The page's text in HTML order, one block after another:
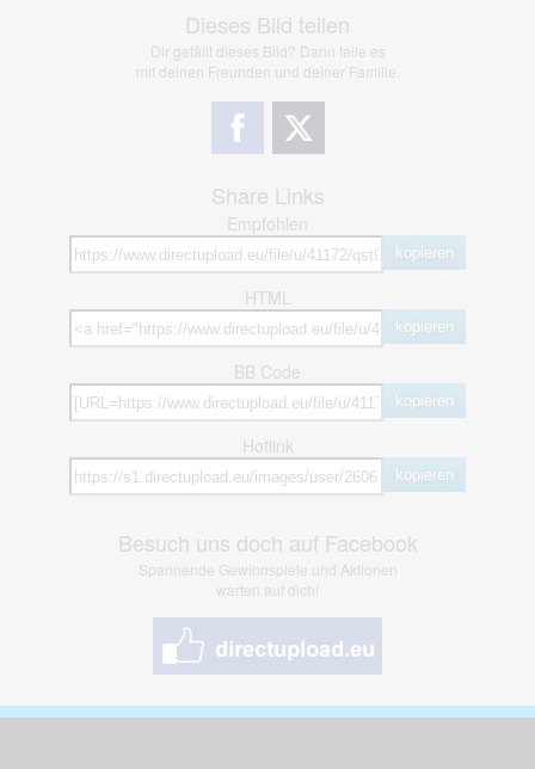
Dieses Bild teilen
Dir gefällt dieses Bild? Dann teile es
mit deinen Freunden und deiner Familie.
Share Links
Empfohlen
kopieren
HTML
kopieren
BB Code
kopieren
Hotlink
kopieren
Besuch uns doch auf Facebook
Spannende Gewinnspiele und Aktionen
warten auf dich!